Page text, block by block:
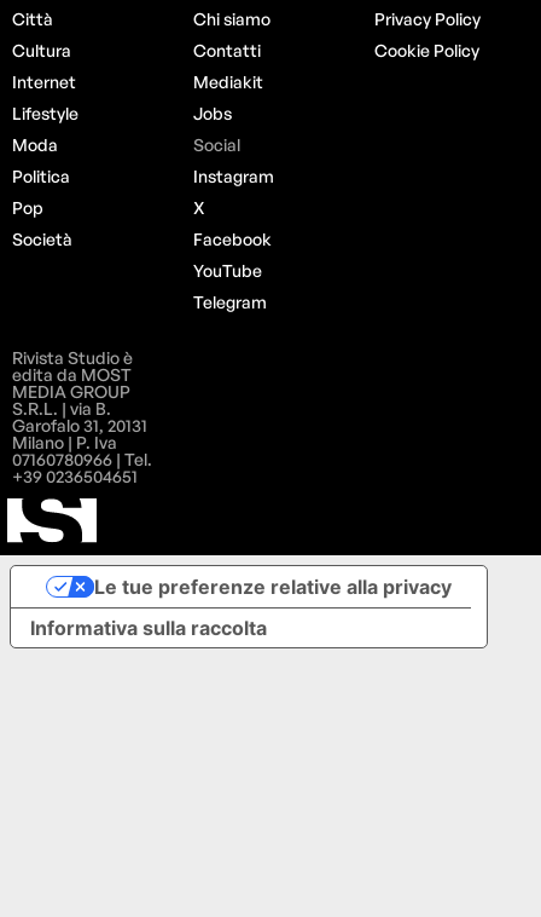
Città
Cultura
Internet
Lifestyle
Moda
Politica
Pop
Società
Chi siamo
Contatti
Mediakit
Jobs
Social
Instagram
X
Facebook
YouTube
Telegram
Privacy Policy
Cookie Policy
Rivista Studio è
edita da MOST
MEDIA GROUP
S.R.L. | via B.
Garofalo 31, 20131
Milano | P. Iva
07160780966 | Tel.
+39 0236504651
Informativa sulla raccolta
Le tue preferenze relative alla privacy